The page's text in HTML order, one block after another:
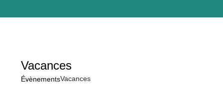
Vacances
ÉvènementsVacances